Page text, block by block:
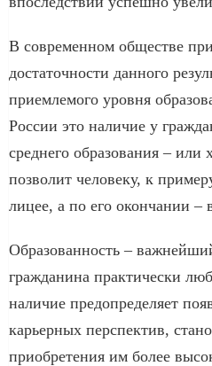
В современном обществе
достаточности данного
приемлемого уровня
России это наличие у
среднего образования – или
позволит человеку, к
лицее, а по его окончании –
Образованность –
гражданина практически
наличие предопределяет
карьерных перспектив,
приобретения им более